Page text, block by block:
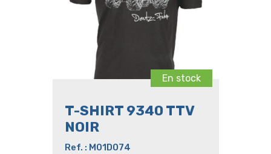
En stock
T-SHIRT 9340 TTV
NOIR
Ref. : M01D074